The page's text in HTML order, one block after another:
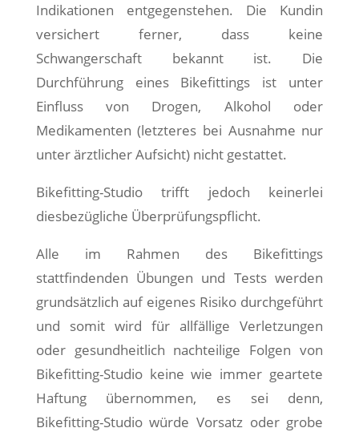
Indikationen entgegenstehen. Die Kundin
versichert ferner, dass keine
Schwangerschaft bekannt ist. Die
Durchführung eines Bikefittings ist unter
Einfluss von Drogen, Alkohol oder
Medikamenten (letzteres bei Ausnahme nur
unter ärztlicher Aufsicht) nicht gestattet.
Bikefitting-Studio trifft jedoch keinerlei
diesbezügliche Überprüfungspflicht.
Alle im Rahmen des Bikefittings
stattfindenden Übungen und Tests werden
grundsätzlich auf eigenes Risiko durchgeführt
und somit wird für allfällige Verletzungen
oder gesundheitlich nachteilige Folgen von
Bikefitting-Studio keine wie immer geartete
Haftung übernommen, es sei denn,
Bikefitting-Studio würde Vorsatz oder grobe